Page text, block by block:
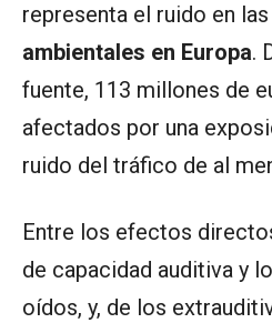
representa el ruido en las
ambientales en Europa.
fuente, 113 millones de
afectados por una
ruido del tráfico de al
Entre los efectos
de capacidad auditiva y
oídos, y, de los